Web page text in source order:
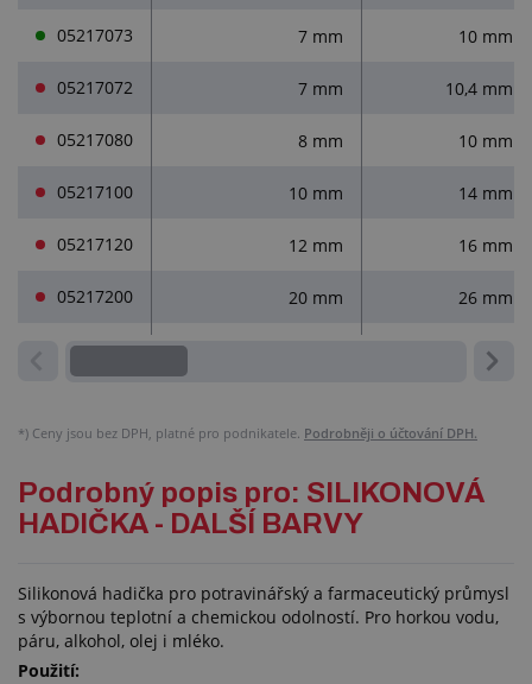
05217073 7 mm 10 mm
05217072 7 mm 10,4 mm
05217080 8 mm 10 mm
05217100 10 mm 14 mm
05217120 12 mm 16 mm
05217200 20 mm 26 mm
*) Ceny jsou bez DPH, platné pro podnikatele. Podrobněji o účtování DPH.
Podrobný popis pro: SILIKONOVÁ
HADIČKA - DALŠÍ BARVY
Silikonová hadička pro potravinářský a farmaceutický průmysl
s výbornou teplotní a chemickou odolností. Pro horkou vodu,
páru, alkohol, olej i mléko.
Použití: